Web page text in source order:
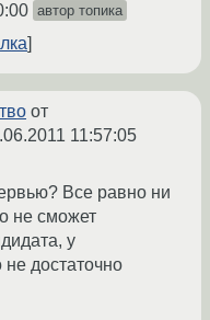
автор топика
от
11:57:05
Все равно ни
не сможет
у
достаточно